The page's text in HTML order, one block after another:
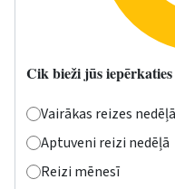
Cik bieži jūs
Vairākas reizes nedēļā
Aptuveni reizi nedēļā
Reizi mēnesī